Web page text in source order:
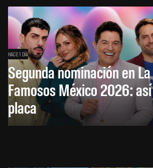
HACE 1 DÍA
Segunda nominación en
Famosos México 2026:
placa